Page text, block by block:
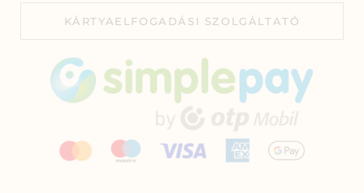
KÁRTYAELFOGADÁSI SZOLGÁLTATÓ